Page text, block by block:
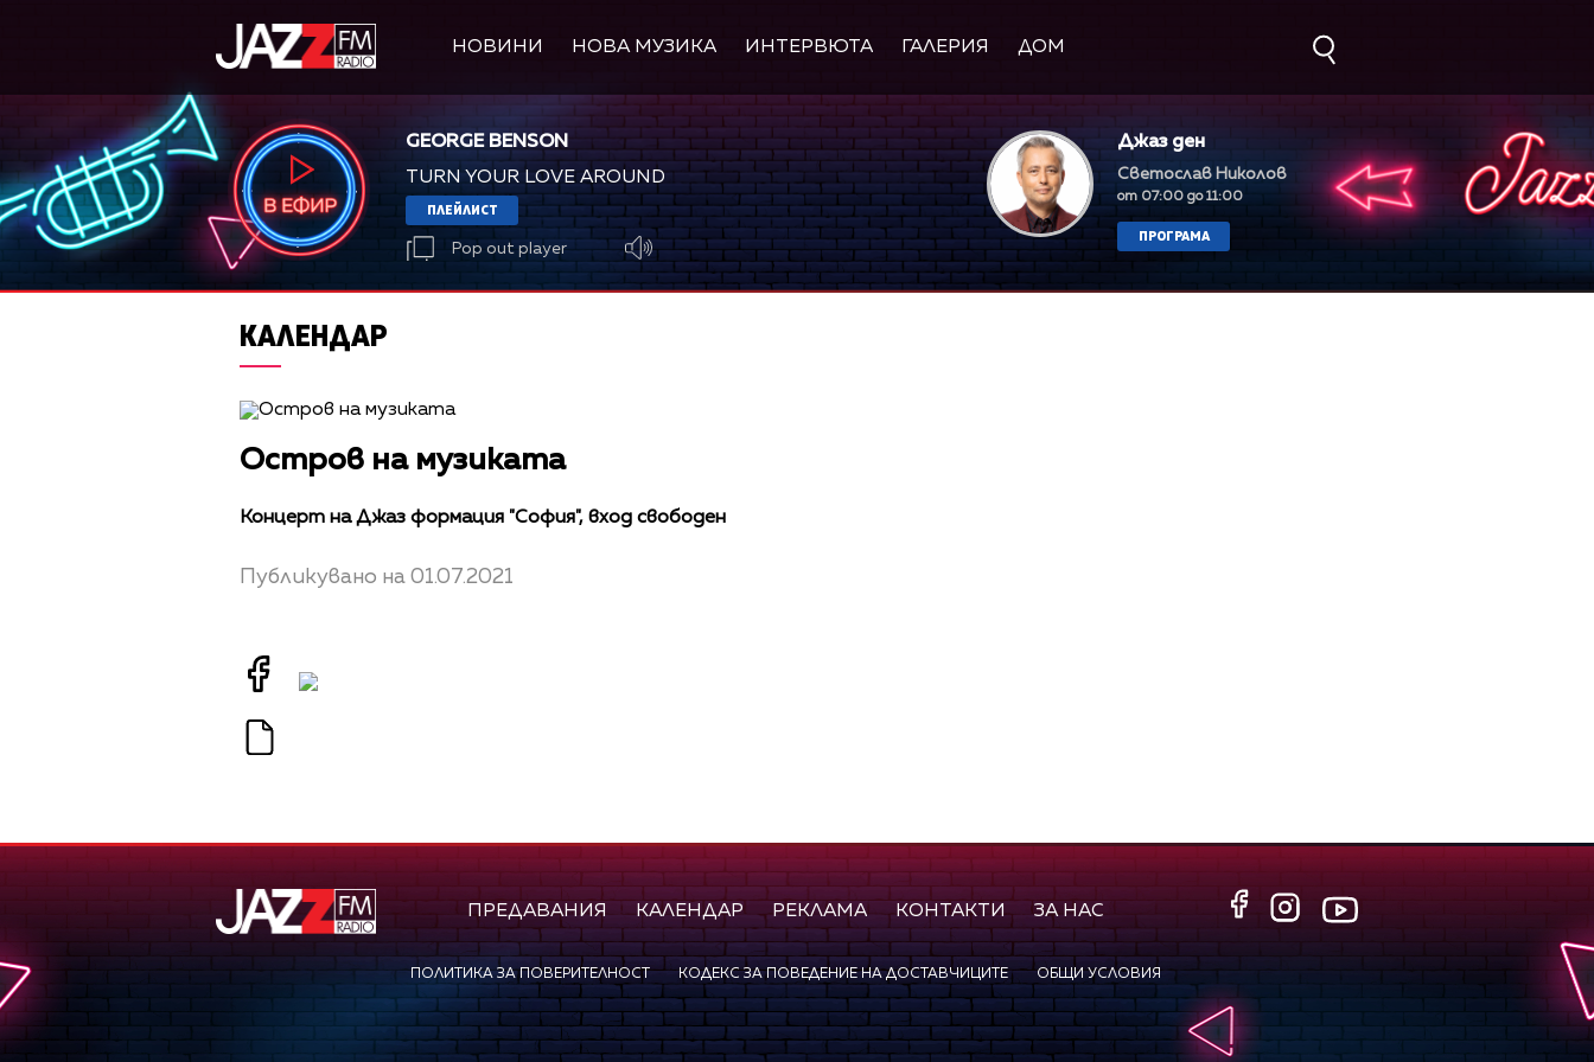
НОВИНИ НОВА МУЗИКА ИНТЕРВЮТА ГАЛЕРИЯ ДОМ
GEORGE BENSON
TURN YOUR LOVE AROUND
ПЛЕЙЛИСТ
Pop out player
Джаз ден
Светослав Николов
от 07:00 до 11:00
ПРОГРАМА
КАЛЕНДАР
Остров на музиката
Концерт на Джаз формация "София", вход свободен
Публикувано на 01.07.2021
ПРЕДАВАНИЯ КАЛЕНДАР РЕКЛАМА КОНТАКТИ ЗА НАС
ПОЛИТИКА ЗА ПОВЕРИТЕЛНОСТ КОДЕКС ЗА ПОВЕДЕНИЕ НА ДОСТАВЧИЦИТЕ ОБЩИ УСЛОВИЯ